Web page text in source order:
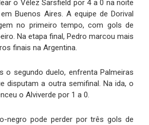
o Vélez Sarsfield por 4 a 0 na noite
Buenos Aires. A equipe de Dorival
no primeiro tempo, com gols de
Na etapa final, Pedro marcou mais
finais na Argentina.
o segundo duelo, enfrenta Palmeiras
disputam a outra semifinal. Na ida, o
o Alviverde por 1 a 0.
negro pode perder por três gols de